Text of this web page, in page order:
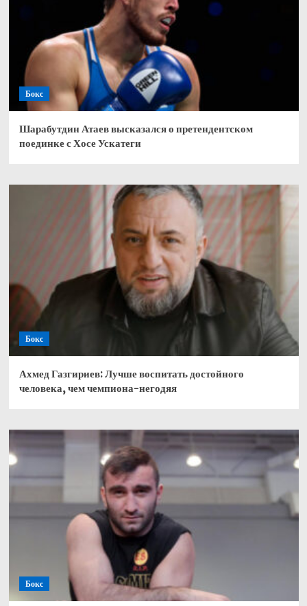
Бокс
Шарабутдин Атаев высказался о претендентском
поединке с Хосе Ускатеги
Бокс
Ахмед Газгириев: Лучше воспитать достойного
человека, чем чемпиона-негодяя
Бокс